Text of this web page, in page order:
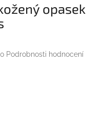
opasek
Podrobnosti hodnocení